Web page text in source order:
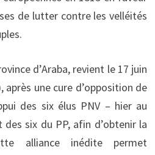
de lutter contre les velléités
d’Araba, revient le 17 juin
après une cure d’opposition de
des six élus PNV – hier au
six du PP, afin d’obtenir la
alliance inédite permet